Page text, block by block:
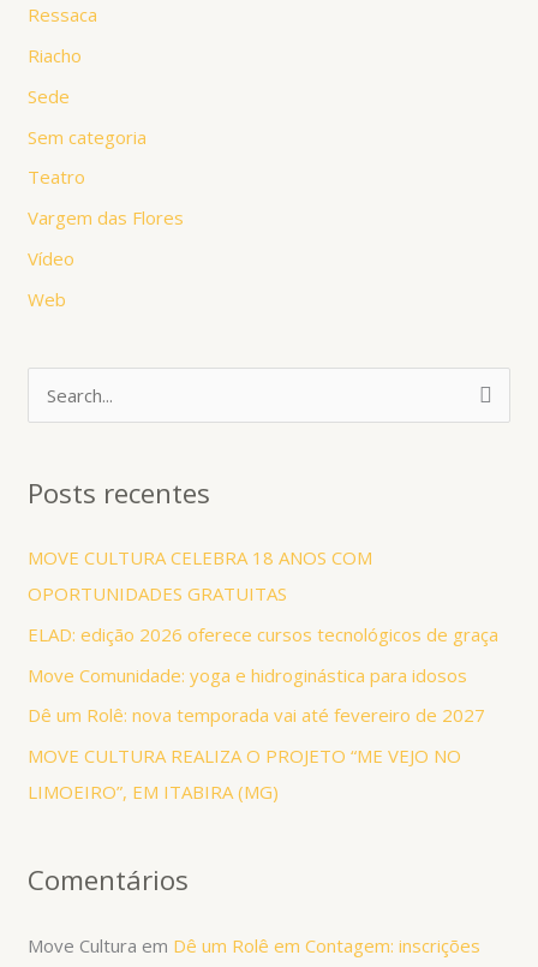
Ressaca
Riacho
Sede
Sem categoria
Teatro
Vargem das Flores
Vídeo
Web
q
r
p
o
r
Posts recentes
MOVE CULTURA CELEBRA 18 ANOS COM
OPORTUNIDADES GRATUITAS
ELAD: edição 2026 oferece cursos tecnológicos de graça
Move Comunidade: yoga e hidroginástica para idosos
Dê um Rolê: nova temporada vai até fevereiro de 2027
MOVE CULTURA REALIZA O PROJETO “ME VEJO NO
LIMOEIRO”, EM ITABIRA (MG)
Comentários
Move Cultura em Dê um Rolê em Contagem: inscrições